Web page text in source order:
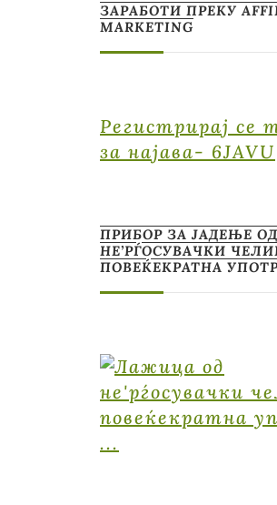
ЗАРАБОТИ ПРЕКУ
MARKETING
Регистрирај се
за најава- 6JAVU
ПРИБОР ЗА ЈАДЕЊЕ ОД
НЕ’РЃОСУВАЧКИ
ПОВЕЌЕКРАТНА